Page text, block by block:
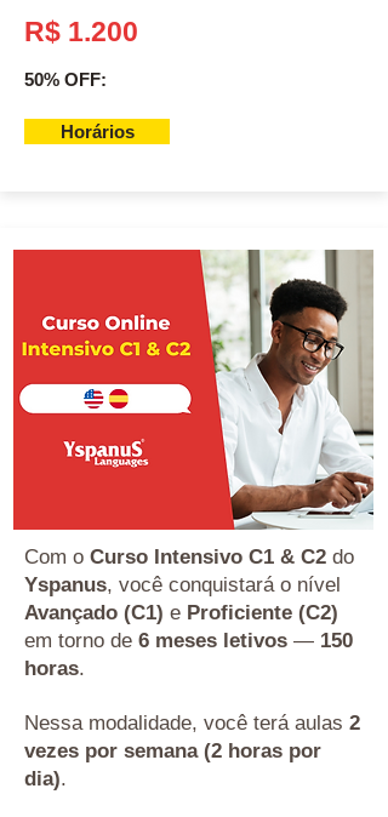
R$ 1.200
50% OFF:
Horários
Com o Curso Intensivo C1 & C2 do
Yspanus, você conquistará o nível
Avançado (C1) e Proficiente (C2)
em torno de 6 meses letivos — 150
horas.
Nessa modalidade, você terá aulas 2
vezes por semana (2 horas por
dia).